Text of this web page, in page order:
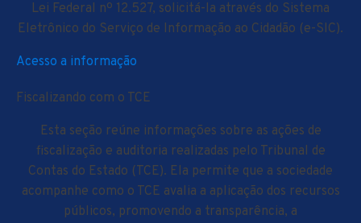
Lei Federal nº 12.527, solicitá-la através do Sistema
Eletrônico do Serviço de Informação ao Cidadão (e-SIC).
Acesso a informação
Fiscalizando com o TCE
Esta seção reúne informações sobre as ações de
fiscalização e auditoria realizadas pelo Tribunal de
Contas do Estado (TCE). Ela permite que a sociedade
acompanhe como o TCE avalia a aplicação dos recursos
públicos, promovendo a transparência, a